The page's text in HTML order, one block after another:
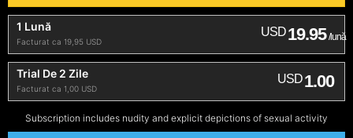
1 Lună
Facturat ca 19,95 USD
USD19.95 /lună
Trial De 2 Zile
Facturat ca 1,00 USD
USD1.00
Subscription includes nudity and explicit depictions of sexual activity